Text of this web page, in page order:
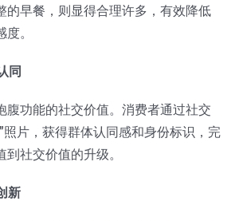
的早餐，则显得合理许多，有效降低
。
同
腹功能的社交价值。消费者通过社交
照片，获得群体认同感和身份标识，完
社交价值的升级。
新